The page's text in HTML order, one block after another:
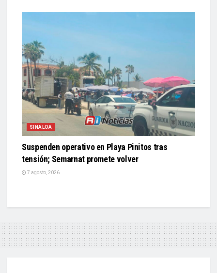
SINALOA
Suspenden operativo en Playa Pinitos tras
tensión; Semarnat promete volver
7 agosto, 2026